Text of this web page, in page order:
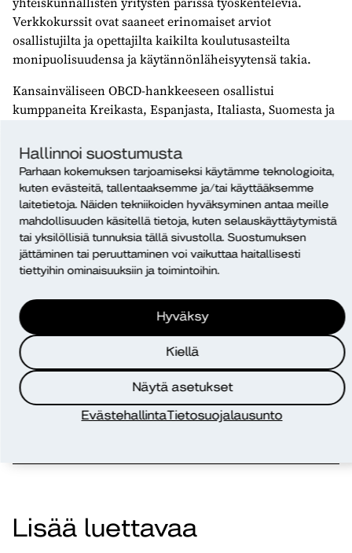
Hallinnoi suostumusta
Parhaan kokemuksen tarjoamiseksi käytämme teknologioita,
kuten evästeitä, tallentaaksemme ja/tai käyttääksemme
laitetietoja. Näiden tekniikoiden hyväksyminen antaa meille
mahdollisuuden käsitellä tietoja, kuten selauskäyttäytymistä
tai yksilöllisiä tunnuksia tällä sivustolla. Suostumuksen
jättäminen tai peruuttaminen voi vaikuttaa haitallisesti
tiettyihin ominaisuuksiin ja toimintoihin.
Hyväksy
Kiellä
Näytä asetukset
EvästehallintaTietosuojalausunto
Verkkokurssit ovat saaneet erinomaiset arviot
osallistujilta ja opettajilta kaikilta koulutusasteilta
monipuolisuudensa ja käytännönläheisyytensä takia.
Kansainväliseen OBCD-hankkeeseen osallistui
kumppaneita Kreikasta, Espanjasta, Italiasta, Suomesta ja
ammatillisten oppilaitosten ja yhteiskunnallisten
yritysten välistä yhteistyötä, joten siksi kustakin maasta
oli mukana yksi kutakin sorttia. Suomesta hankkeeseen
osallistuivatHelsinki Business College,Silta-
Valmennusyhdistys ryja Diakonia-ammattikorkeakoulu.
Open Business for Community Development (OBCD)
toteutettiin vuosina 2022–2025, ja se sai rahoitusta Euroopan
unionin Erasmus+-ohjelmasta.
Lisää luettavaa